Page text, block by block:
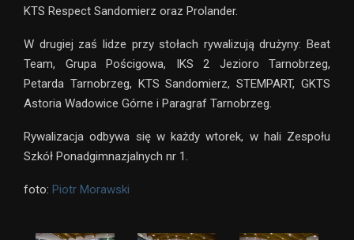
KTS Respect Sandomierz oraz Prolander.
W drugiej zaś lidze przy stołach rywalizują drużyny: Beat
Team, Grupa Pościgowa, IKS 2 Jezioro Tarnobrzeg,
Petarda Tarnobrzeg, KTS Sandomierz, STEMPART, GKTS
Astoria Wadowice Górne i Paragraf Tarnobrzeg.
Rywalizacja odbywa się w każdy wtorek, w hali Zespołu
Szkół Ponadgimnazjalnych nr 1.
foto: Piotr Morawski